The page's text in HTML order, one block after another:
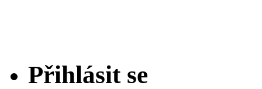
Přihlásit se